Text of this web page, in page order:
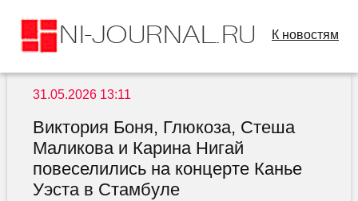
К новостям
31.05.2026 13:11
Виктория Боня, Глюкоза, Стеша
Маликова и Карина Нигай
повеселились на концерте Канье
Уэста в Стамбуле